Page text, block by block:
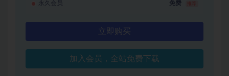
永久会员 免费
立即购买
加入会员，全站免费下载